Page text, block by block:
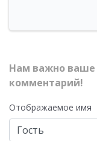
Нам важно ваше
комментарий!
Отображаемое имя